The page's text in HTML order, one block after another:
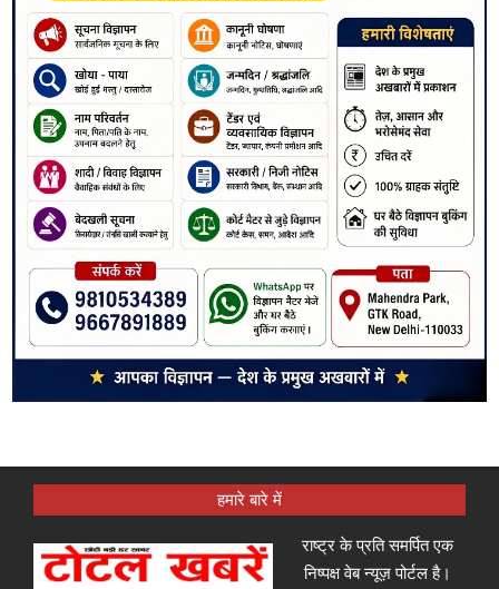
हमारे बारे में
राष्ट्र के प्रति समर्पित एक
निष्पक्ष वेब न्यूज़ पोर्टल है।